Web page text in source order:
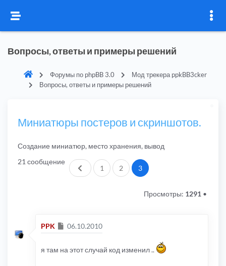
Вопросы, ответы и примеры решений
Форумы по phpBB 3.0
Мод трекера ppkBB3cker
Вопросы, ответы и примеры решений
Миниатюры постеров и скриншотов.
Создание миниатюр, место хранения, вывод
21 сообщение
Пред.1 2 3
Просмотры: 1291 •
PPK Сообщение
06.10.2010
я там на этот случай код изменил ..